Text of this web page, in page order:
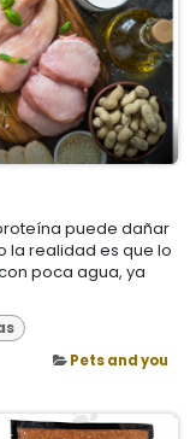
puede dañar
la realidad es que lo
poca agua, ya
Pets and you